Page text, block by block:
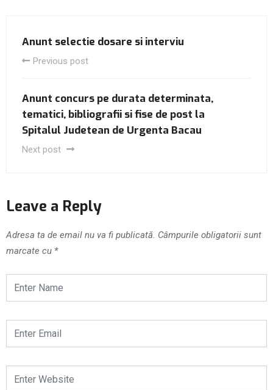
Anunt selectie dosare si interviu
Previous post
Anunt concurs pe durata determinata,
tematici, bibliografii si fise de post la
Spitalul Judetean de Urgenta Bacau
Next post
Leave a Reply
Adresa ta de email nu va fi publicată. Câmpurile obligatorii sunt
marcate cu *